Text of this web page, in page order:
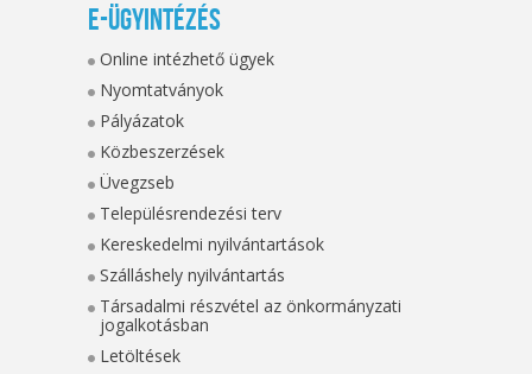
E-ügyintézés
Online intézhető ügyek
Nyomtatványok
Pályázatok
Közbeszerzések
Üvegzseb
Településrendezési terv
Kereskedelmi nyilvántartások
Szálláshely nyilvántartás
Társadalmi részvétel az önkormányzati
jogalkotásban
Letöltések